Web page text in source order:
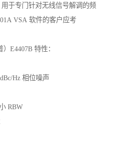
于专门针对无线信号解调的频
VSA 软件的客户应考
E4407B 特性：
Hz 相位噪声
RBW